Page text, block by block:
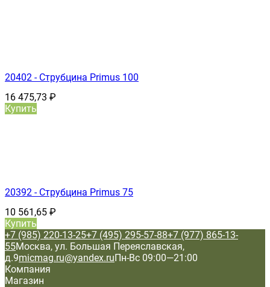
20402 - Струбцина Primus 100
16 475,73 ₽
Купить
20392 - Струбцина Primus 75
10 561,65 ₽
Купить
+7 (985) 220-13-25+7 (495) 295-57-88+7 (977) 865-13-
55Москва, ул. Большая Переяславская,
д.9micmag.ru@yandex.ruПн-Вс 09:00—21:00
Компания
Магазин